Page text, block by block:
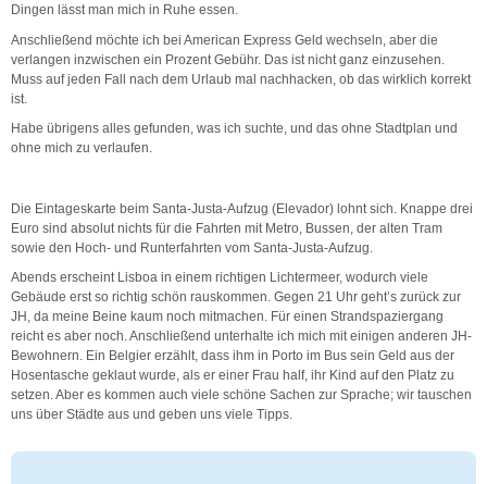
Dingen lässt man mich in Ruhe essen.
Anschließend möchte ich bei American Express Geld wechseln, aber die
verlangen inzwischen ein Prozent Gebühr. Das ist nicht ganz einzusehen.
Muss auf jeden Fall nach dem Urlaub mal nachhacken, ob das wirklich korrekt
ist.
Habe übrigens alles gefunden, was ich suchte, und das ohne Stadtplan und
ohne mich zu verlaufen.
Die Eintageskarte beim Santa-Justa-Aufzug (Elevador) lohnt sich. Knappe drei
Euro sind absolut nichts für die Fahrten mit Metro, Bussen, der alten Tram
sowie den Hoch- und Runterfahrten vom Santa-Justa-Aufzug.
Abends erscheint Lisboa in einem richtigen Lichtermeer, wodurch viele
Gebäude erst so richtig schön rauskommen. Gegen 21 Uhr geht’s zurück zur
JH, da meine Beine kaum noch mitmachen. Für einen Strandspaziergang
reicht es aber noch. Anschließend unterhalte ich mich mit einigen anderen JH-
Bewohnern. Ein Belgier erzählt, dass ihm in Porto im Bus sein Geld aus der
Hosentasche geklaut wurde, als er einer Frau half, ihr Kind auf den Platz zu
setzen. Aber es kommen auch viele schöne Sachen zur Sprache; wir tauschen
uns über Städte aus und geben uns viele Tipps.